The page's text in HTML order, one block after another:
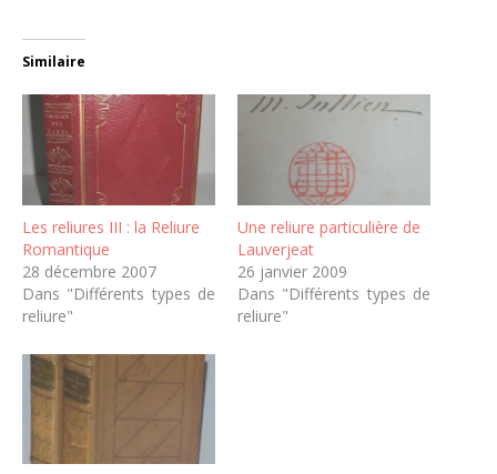
Similaire
Les reliures III : la Reliure
Romantique
28 décembre 2007
Dans "Différents types de
reliure"
Une reliure particulière de
Lauverjeat
26 janvier 2009
Dans "Différents types de
reliure"